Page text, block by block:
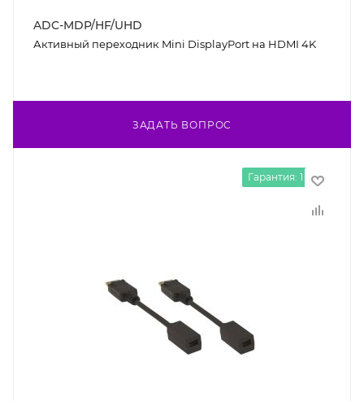
ADC-MDP/HF/UHD
Активный переходник Mini DisplayPort на HDMI 4K
ЗАДАТЬ ВОПРОС
Гарантия: 1 год